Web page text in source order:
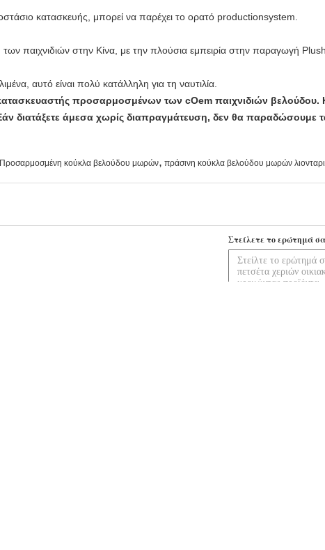
κατασκευής, μπορεί να παρέχει το ορατό productionsystem.
παιχνιδιών στην Κίνα, με την πλούσια εμπειρία στην παραγωγή
αυτό είναι πολύ κατάλληλη για τη ναυτιλία.
προσαρμοσμένων των cOem παιχνιδιών βελούδου.
διατάξετε άμεσα χωρίς διαπραγμάτευση, δεν θα παραδώσουμε
Προσαρμοσμένη κούκλα βελούδου μωρών, πράσινη κούκλα βελούδου μωρών
Στείλετε το ερώτημά